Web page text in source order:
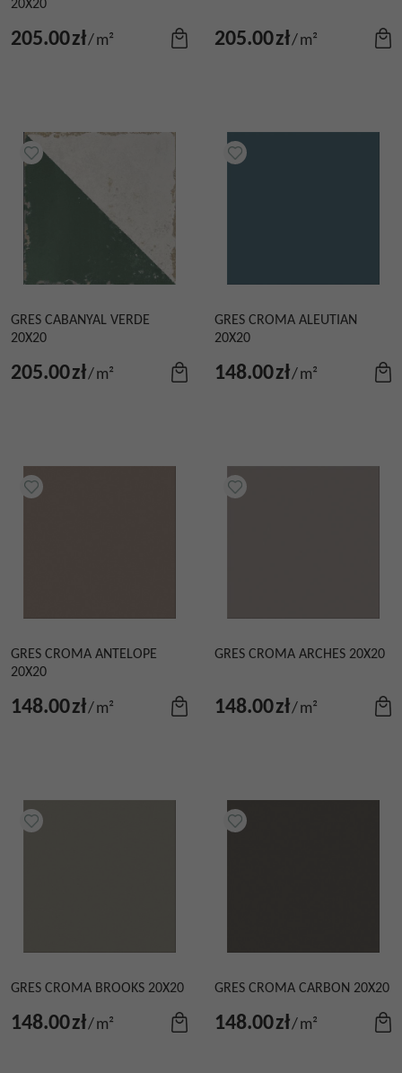
20X20
205.00zł/m² 205.00zł/m²
GRES CABANYAL VERDE
20X20
205.00zł/m²
GRES CROMA ALEUTIAN
20X20
148.00zł/m²
GRES CROMA ANTELOPE
20X20
148.00zł/m²
GRES CROMA ARCHES 20X20
148.00zł/m²
GRES CROMA BROOKS 20X20
148.00zł/m²
GRES CROMA CARBON 20X20
148.00zł/m²